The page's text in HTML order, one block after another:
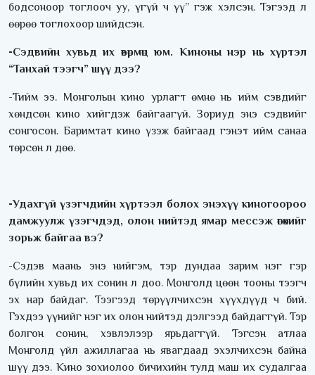
бодсоноор тоглооч уу, үгүй ч үү” гэж хэлсэн. Тэгээд л
өөрөө тоглохоор шийдсэн.
-Сэдвийн хувьд их өвөрмөц юм. Киноны нэр нь хүртэл
“Танхай тээгч” шүү дээ?
-Тийм ээ. Монголын кино урлагт өмнө нь ийм сэвдийг
хөндсөн кино хийгдэж байгаагүй. Зориуд энэ сэдвийг
сонгосон. Баримтат кино үзэж байгаад гэнэт ийм санаа
төрсөн л дөө.
-Удахгүй үзэгчдийн хүртээл болох энэхүү киногоороо
дамжуулж үзэгчдэд, олон нийтэд ямар мессэж өгөхийг
зорьж байгаа вэ?
-Сэдэв маань энэ нийгэм, тэр дундаа зарим нэг гэр
бүлийн хувьд их сонин л доо. Монголд цөөн тооны тээгч
эх нар байдаг. Тээгээд төрүүлчихсэн хүүхдүүд ч бий.
Гэхдээ үүнийг нэг их олон нийтэд дэлгээд байдаггүй. Тэр
болгон сонин, хэвлэлээр ярьдаггүй. Тэгсэн атлаа
Монголд үйл ажиллагаа нь явагдаад эхэлчихсэн байна
шүү дээ. Кино зохиолоо бичихийн тулд маш их судалгаа